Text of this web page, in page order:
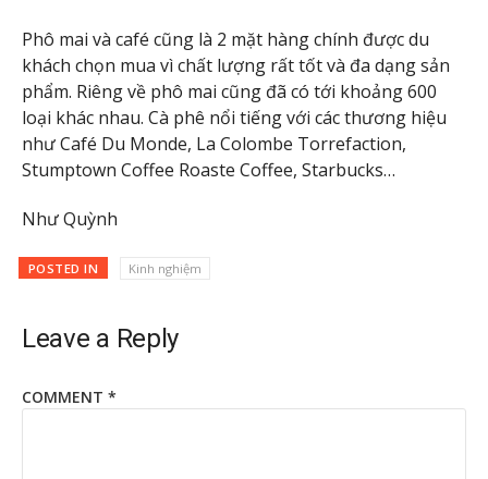
Phô mai và café cũng là 2 mặt hàng chính được du
khách chọn mua vì chất lượng rất tốt và đa dạng sản
phẩm. Riêng về phô mai cũng đã có tới khoảng 600
loại khác nhau. Cà phê nổi tiếng với các thương hiệu
như Café Du Monde, La Colombe Torrefaction,
Stumptown Coffee Roaste Coffee, Starbucks…
Như Quỳnh
POSTED IN Kinh nghiệm
Leave a Reply
COMMENT *